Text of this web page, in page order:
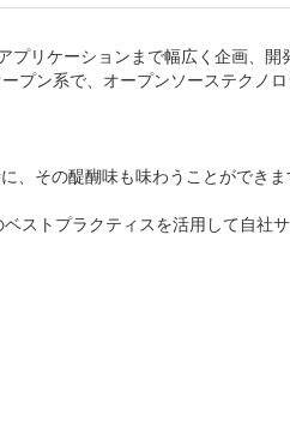
リケーションまで幅広く企画、開
プン系で、オープンソーステクノ
、その醍醐味も味わうことができ
ストプラクティスを活用して自社